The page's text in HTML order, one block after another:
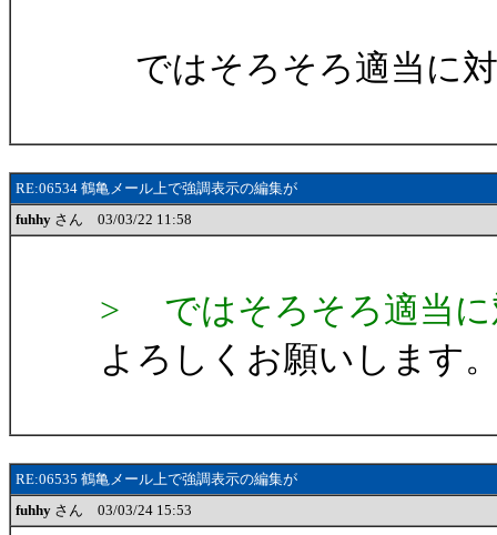
ではそろそろ適当に
RE:06534 鶴亀メール上で強調表示の編集が
fuhhy さん 03/03/22 11:58
> ではそろそろ適当に
よろしくお願いします
RE:06535 鶴亀メール上で強調表示の編集が
fuhhy さん 03/03/24 15:53